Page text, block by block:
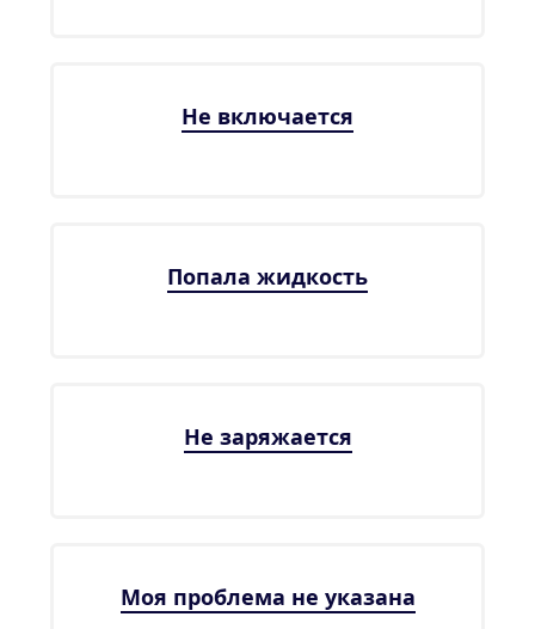
Не включается
Попала жидкость
Не заряжается
Моя проблема не указана